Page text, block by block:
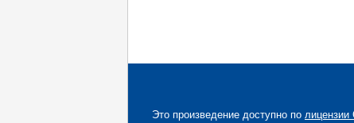
Это произведение доступно по лицензии